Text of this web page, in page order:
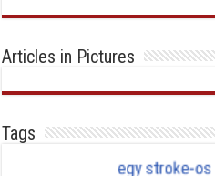
Articles in Pictures
Tags